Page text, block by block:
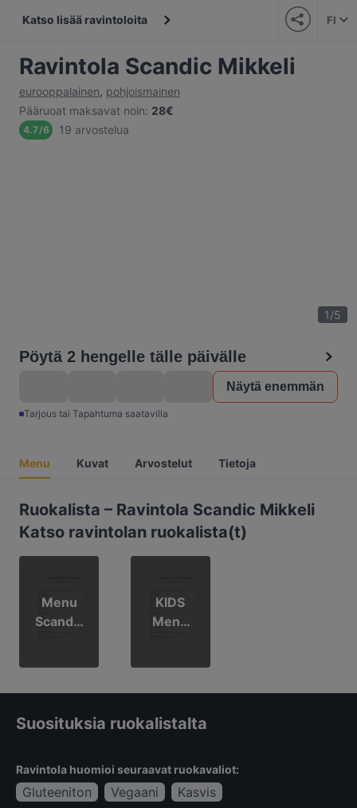
Katso lisää ravintoloita FI
Ravintola Scandic Mikkeli
eurooppalainen, pohjoismainen
Pääruoat maksavat noin: 28€
4.7/6 19 arvostelua
1/5
Pöytä 2 hengelle tälle päivälle
Näytä enemmän
Tarjous tai Tapahtuma saatavilla
Menu Kuvat Arvostelut Tietoja
Ruokalista – Ravintola Scandic Mikkeli
Katso ravintolan ruokalista(t)
Menu
Scandic
KIDS
Menu
Suosituksia ruokalistalta
Ravintola huomioi seuraavat ruokavaliot:
Gluteeniton Vegaani Kasvis